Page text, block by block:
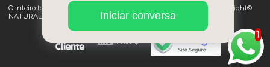
O inteiro teor deste site está sujeito à proteção de direitos autorais. Copyright©
NATURAL GAS (Lei 9610 de 19/02/1998)
1
Iniciar conversa